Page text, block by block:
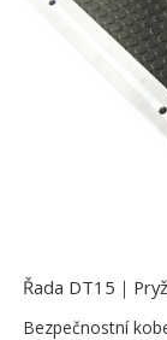
Řada DT15｜
Bezpečnostní